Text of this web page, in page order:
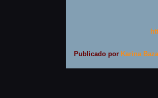
Publicado por Karina